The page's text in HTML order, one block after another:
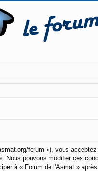
forum »), vous
pouvons modifier ces
à « Forum de l'Asmat »